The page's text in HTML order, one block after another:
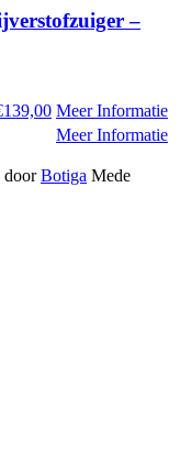
–
Meer Informatie
Meer Informatie
doorBotiga Mede